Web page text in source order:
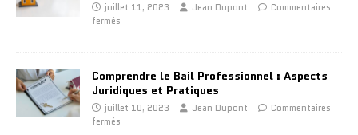
juillet 11, 2023 Jean Dupont
Commentaires
fermés
Comprendre le Bail Professionnel : Aspects
Juridiques et Pratiques
juillet 10, 2023 Jean Dupont
Commentaires
fermés